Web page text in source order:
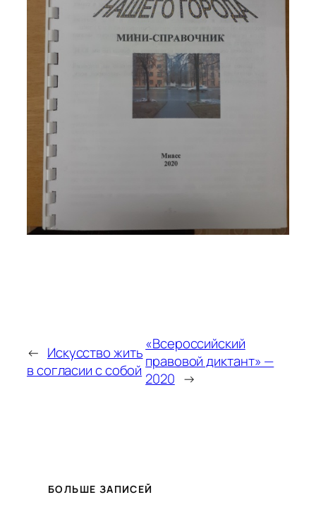
← Искусство жить
в согласии с собой
«Всероссийский
правовой диктант» —
2020 →
БОЛЬШЕ ЗАПИСЕЙ